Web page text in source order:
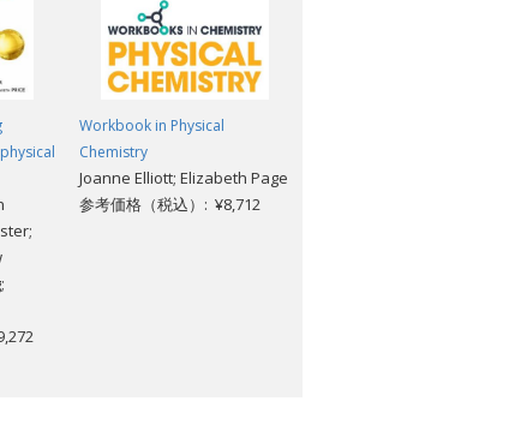
Workbook in Physical
Chemistry
Joanne Elliott; Elizabeth Page
参考価格（税込）: ¥8,712